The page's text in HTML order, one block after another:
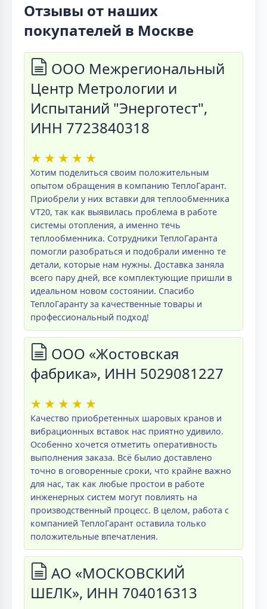
Отзывы от наших
покупателей в Москве
ООО Межрегиональный
Центр Метрологии и
Испытаний "Энерготест",
ИНН 7723840318
★ ★ ★ ★ ★
Хотим поделиться своим положительным
опытом обращения в компанию ТеплоГарант.
Приобрели у них вставки для теплообменника
VT20, так как выявилась проблема в работе
системы отопления, а именно течь
теплообменника. Сотрудники ТеплоГаранта
помогли разобраться и подобрали именно те
детали, которые нам нужны. Доставка заняла
всего пару дней, все комплектующие пришли в
идеальном новом состоянии. Спасибо
ТеплоГаранту за качественные товары и
профессиональный подход!
ООО «Жостовская
фабрика», ИНН 5029081227
★ ★ ★ ★ ★
Качество приобретенных шаровых кранов и
вибрационных вставок нас приятно удивило.
Особенно хочется отметить оперативность
выполнения заказа. Всё былио доставлено
точно в оговоренные сроки, что крайне важно
для нас, так как любые простои в работе
инженерных систем могут повлиять на
производственный процесс. В целом, работа с
компанией ТеплоГарант оставила только
положительные впечатления.
АО «МОСКОВСКИЙ
ШЕЛК», ИНН 704016313